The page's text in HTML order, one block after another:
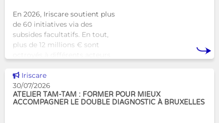
En 2026, Iriscare soutient plus
de 60 initiatives via des
subsides facultatifs. En tout,
plus de 12 millions € sont
travail au serv
Voir cette news
Iriscare
30/07/2026
ATELIER TAM-TAM : FORMER POUR MIEUX
ACCOMPAGNER LE DOUBLE DIAGNOSTIC À BRUXELLES